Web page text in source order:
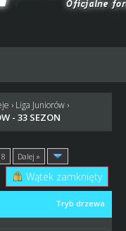
› Liga Juniorów›
- 33 SEZON
8 Dalej »
Wątek zamknięty
Tryb drzewa